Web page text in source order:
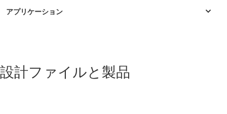
4K LCD TV
設計ファイルと製品